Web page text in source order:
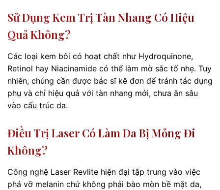
Sử Dụng Kem Trị Tàn Nhang Có Hiệu
Quả Không?
Các loại kem bôi có hoạt chất như Hydroquinone,
Retinol hay Niacinamide có thể làm mờ sắc tố nhẹ. Tuy
nhiên, chúng cần được bác sĩ kê đơn để tránh tác dụng
phụ và chỉ hiệu quả với tàn nhang mới, chưa ăn sâu
vào cấu trúc da.
Điều Trị Laser Có Làm Da Bị Mỏng Đi
Không?
Công nghệ Laser Revlite hiện đại tập trung vào việc
phá vỡ melanin chứ không phải bào mòn bề mặt da,